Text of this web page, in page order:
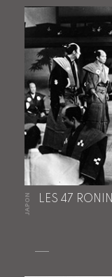
JAPON LES 47 RONIN